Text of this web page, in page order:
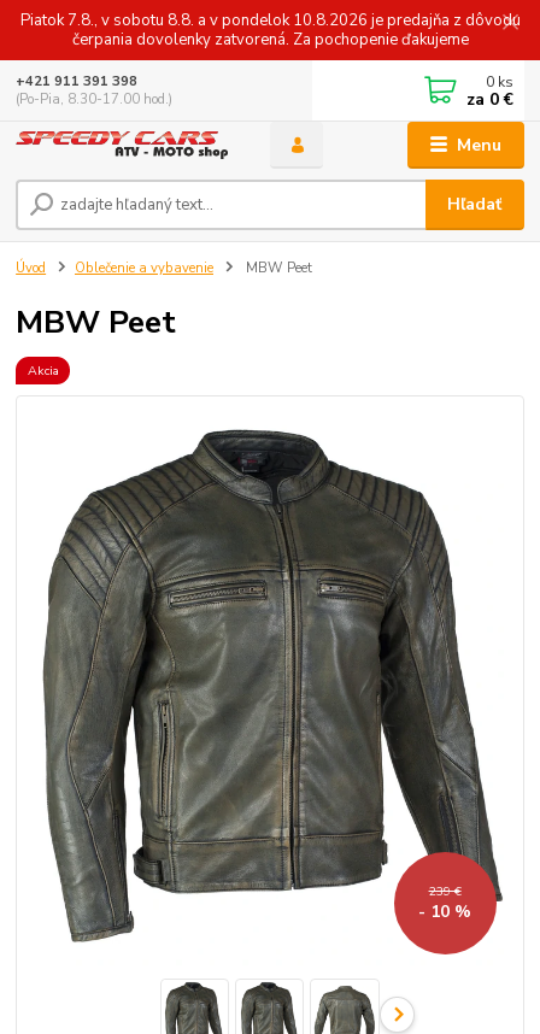
Piatok 7.8., v sobotu 8.8. a v pondelok 10.8.2026 je predajňa z dôvodu
čerpania dovolenky zatvorená. Za pochopenie ďakujeme
Menu
Hľadať
+421 911 391 398
(Po-Pia, 8.30-17.00 hod.)
0 ks
za 0 €
Úvod Oblečenie a vybavenie MBW Peet
MBW Peet
Akcia
239 €
- 10 %